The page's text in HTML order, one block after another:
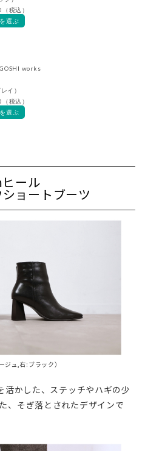
税込）
選ぶ
works
イ）
税込）
選ぶ
ール
ョートブーツ
ジュ,右:ブラック）
かした、ステッチやハギの少
、そぎ落とされたデザインで